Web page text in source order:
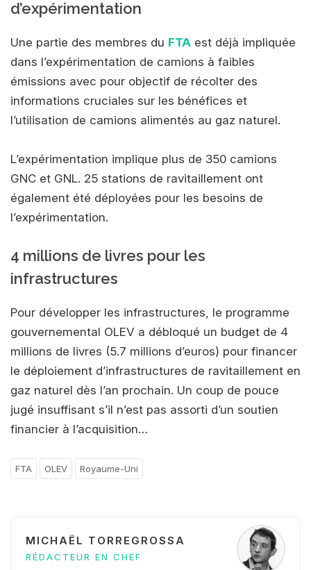
d’expérimentation
Une partie des membres du FTA est déjà impliquée
dans l’expérimentation de camions à faibles
émissions avec pour objectif de récolter des
informations cruciales sur les bénéfices et
l’utilisation de camions alimentés au gaz naturel.
L’expérimentation implique plus de 350 camions
GNC et GNL. 25 stations de ravitaillement ont
également été déployées pour les besoins de
l’expérimentation.
4 millions de livres pour les
infrastructures
Pour développer les infrastructures, le programme
gouvernemental OLEV a débloqué un budget de 4
millions de livres (5.7 millions d’euros) pour financer
le déploiement d’infrastructures de ravitaillement en
gaz naturel dès l’an prochain. Un coup de pouce
jugé insuffisant s’il n’est pas assorti d’un soutien
financier à l’acquisition…
FTA OLEV Royaume-Uni
MICHAËL TORREGROSSA
RÉDACTEUR EN CHEF